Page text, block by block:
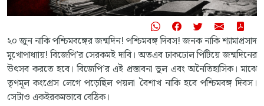
২০ জুন নাকি পশ্চিমবঙ্গের জন্মদিন! পশ্চিমবঙ্গ দিবস! জনক নাকি শ্যামাপ্রসাদ
মুখোপাধ্যায়! বিজেপি’র সেরকমই দাবি। অতএব ঢাকঢোল পিটিয়ে জন্মদিনের
উৎসব করতে হবে। বিজেপি’র এই প্রস্তাবনা ভুল এবং অনৈতিহাসিক। মাঝে
তৃণমূল কংগ্রেস লেগে পড়েছিল পয়লা বৈশাখ নাকি হবে পশ্চিমবঙ্গ দিবস।
সেটাও একইরকমভাবে বেঠিক।